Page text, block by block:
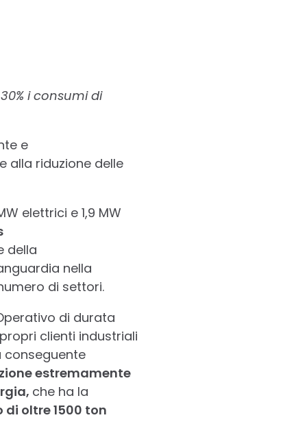
i consumi di
e
alla riduzione delle
elettrici e 1,9 MW
della
nella
di settori.
di durata
clienti industriali
conseguente
estremamente
che ha la
oltre 1500 ton